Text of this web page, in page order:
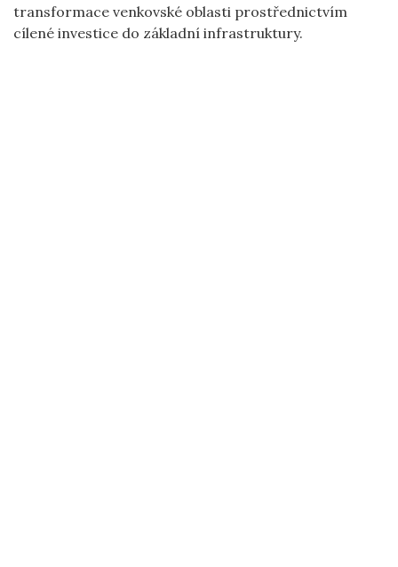
transformace venkovské oblasti prostřednictvím
cílené investice do základní infrastruktury.